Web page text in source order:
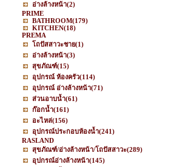
อ่างล้างหน้า(2)
PRIME
BATHROOM(179)
KITCHEN(18)
PREMA
โถปัสสาวะชาย(1)
อ่างล้างหน้า(3)
สุขภัณฑ์(15)
อุปกรณ์ ห้องครัว(114)
อุปกรณ์ อ่างล้างหน้า(71)
ส่วนอาบน้ำ(61)
ก๊อกน้ำ(161)
อะไหล่(156)
อุปกรณ์ประกอบห้องน้ำ(241)
RASLAND
สุขภัณฑ์/อ่างล้างหน้า/โถปัสสาวะ(289)
อุปกรณ์อ่างล้างหน้า(145)